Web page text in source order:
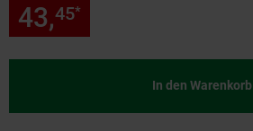
43,45*
In den Warenkorb